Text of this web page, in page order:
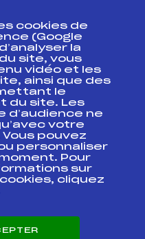
fédéral
Suivi
cookies de
(Google
la
site, vous
vidéo et les
ainsi que des
le
du site. Les
d’audience ne
votre
pouvez
personnaliser
Pour
sur
cliquez